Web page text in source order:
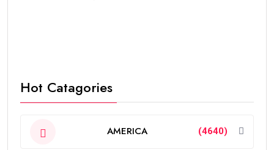
Hot Catagories
AMERICA (4640)